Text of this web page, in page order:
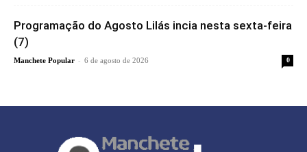
Programação do Agosto Lilás incia nesta sexta-feira
(7)
Manchete Popular - 6 de agosto de 2026 0